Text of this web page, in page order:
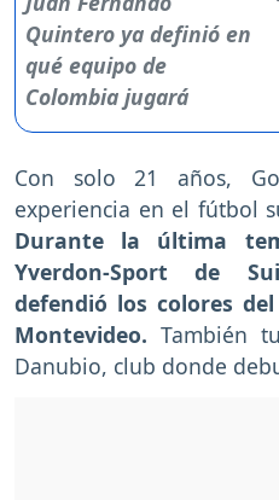
Con solo 21 años,
experiencia en el fútbol
Durante la última
Yverdon-Sport de
defendió los colores
Montevideo. También
Danubio, club donde